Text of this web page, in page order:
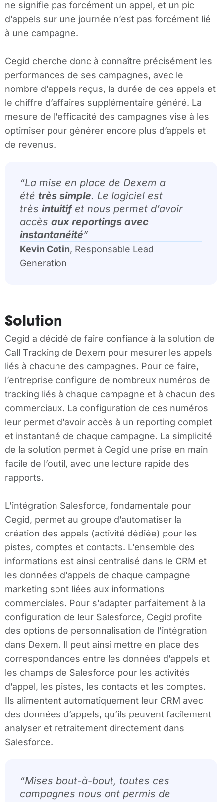
ne signifie pas forcément un appel, et un pic
d’appels sur une journée n’est pas forcément lié
à une campagne.
Cegid cherche donc à connaître précisément les
performances de ses campagnes, avec le
nombre d’appels reçus, la durée de ces appels et
le chiffre d’affaires supplémentaire généré. La
mesure de l’efficacité des campagnes vise à les
optimiser pour générer encore plus d’appels et
de revenus.
“La mise en place de Dexem a
été très simple. Le logiciel est
très intuitifet nous permet d’avoir
accès aux reportings avec
instantanéité”
Kevin Cotin, Responsable Lead
Generation
Solution
Cegid a décidé de faire confiance à la solution de
Call Tracking de Dexem pour mesurer les appels
liés à chacune des campagnes. Pour ce faire,
l’entreprise configure de nombreux numéros de
tracking liés à chaque campagne et à chacun des
commerciaux. La configuration de ces numéros
leur permet d’avoir accès à un reporting complet
et instantané de chaque campagne. La simplicité
de la solution permet à Cegid une prise en main
facile de l’outil, avec une lecture rapide des
rapports.
L’intégration Salesforce, fondamentale pour
Cegid, permet au groupe d’automatiser la
création des appels (activité dédiée) pour les
pistes, comptes et contacts. L’ensemble des
informations est ainsi centralisé dans le CRM et
les données d’appels de chaque campagne
marketing sont liées aux informations
commerciales. Pour s’adapter parfaitement à la
configuration de leur Salesforce, Cegid profite
des options de personnalisation de l’intégration
dans Dexem. Il peut ainsi mettre en place des
correspondances entre les données d’appels et
les champs de Salesforce pour les activités
d’appel, les pistes, les contacts et les comptes.
Ils alimentent automatiquement leur CRM avec
des données d’appels, qu’ils peuvent facilement
analyser et retraitement directement dans
Salesforce.
“Mises bout-à-bout, toutes ces
campagnes nous ont permis de